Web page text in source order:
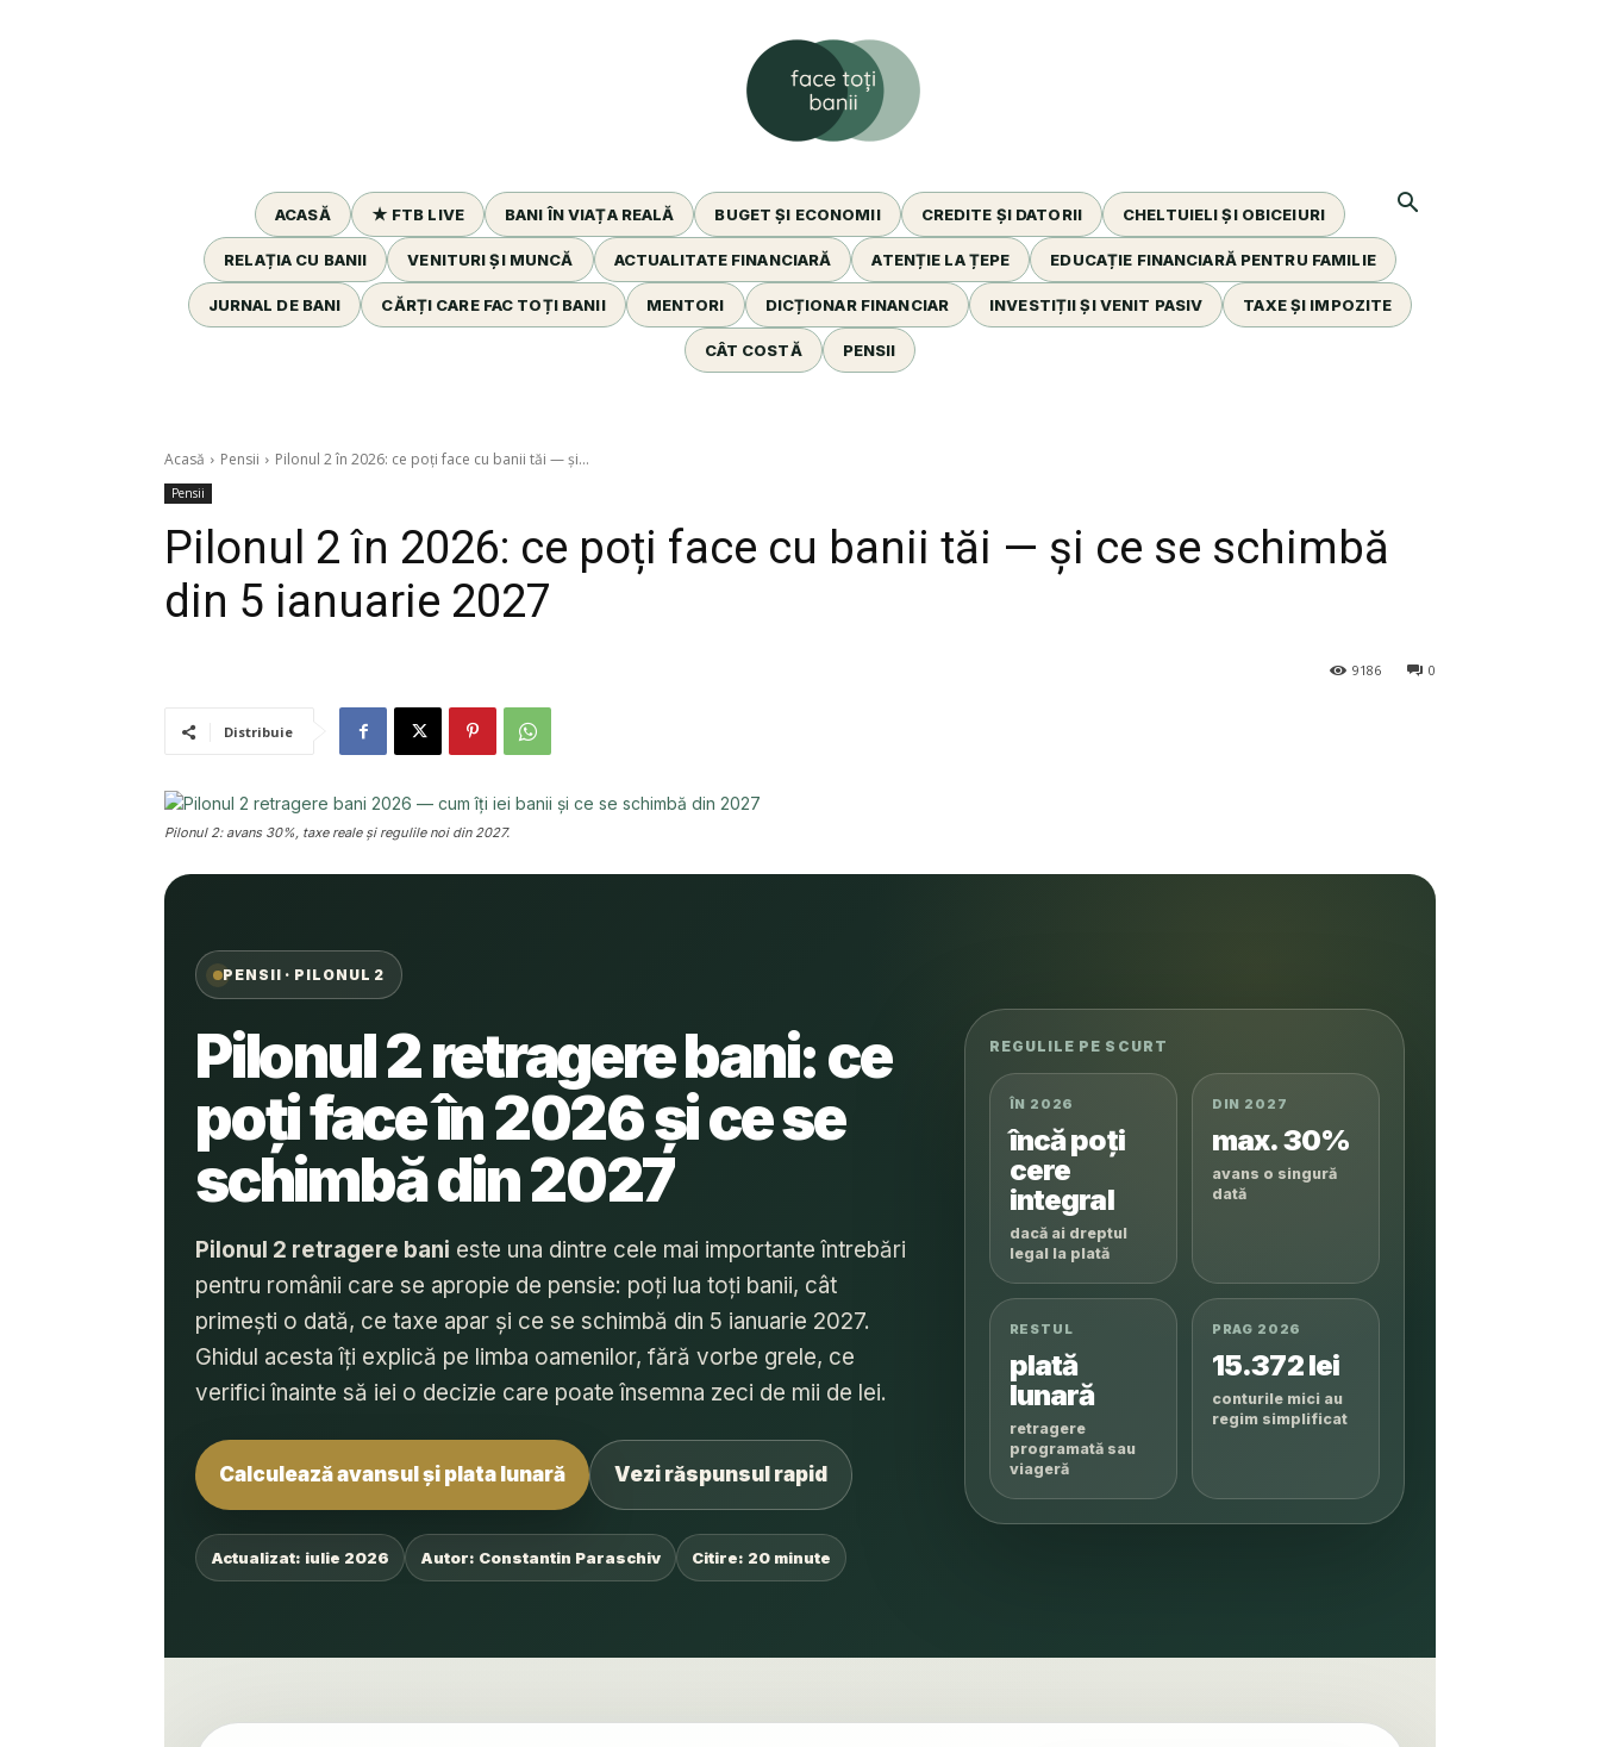
facetotibanii
ACASĂ ★ FTB LIVE BANI ÎN VIAȚA REALĂ BUGET ȘI ECONOMII CREDITE ȘI DATORII CHELTUIELI ȘI OBICEIURI
RELAȚIA CU BANII VENITURI ȘI MUNCĂ ACTUALITATE FINANCIARĂ ATENȚIE LA ȚEPE EDUCAȚIE FINANCIARĂ PENTRU FAMILIE
JURNAL DE BANI CĂRȚI CARE FAC TOȚI BANII MENTORI DICȚIONAR FINANCIAR INVESTIȚII ȘI VENIT PASIV TAXE ȘI IMPOZITE
CÂT COSTĂ PENSII
Acasă Pensii Pilonul 2 în 2026: ce poți face cu banii tăi — și...
Pensii
Pilonul 2 în 2026: ce poți face cu banii tăi — și ce se schimbă
din 5 ianuarie 2027
0
9186
Distribuie
Pilonul 2: avans 30%, taxe reale și regulile noi din 2027.
PENSII · PILONUL 2
Pilonul 2 retragere bani: ce
poți face în 2026 și ce se
schimbă din 2027
Pilonul 2 retragere bani este una dintre cele mai importante întrebări
pentru românii care se apropie de pensie: poți lua toți banii, cât
primești o dată, ce taxe apar și ce se schimbă din 5 ianuarie 2027.
Ghidul acesta îți explică pe limba oamenilor, fără vorbe grele, ce
verifici înainte să iei o decizie care poate însemna zeci de mii de lei.
Calculează avansul și plata lunară Vezi răspunsul rapid
Actualizat: iulie 2026 Autor: Constantin Paraschiv Citire: 20 minute
REGULILE PE SCURT
ÎN 2026
încă poți
cere
integral
dacă ai dreptul
legal la plată
DIN 2027
max. 30%
avans o singură
dată
RESTUL
plată
lunară
retragere
programată sau
viageră
PRAG 2026
15.372 lei
conturile mici au
regim simplificat